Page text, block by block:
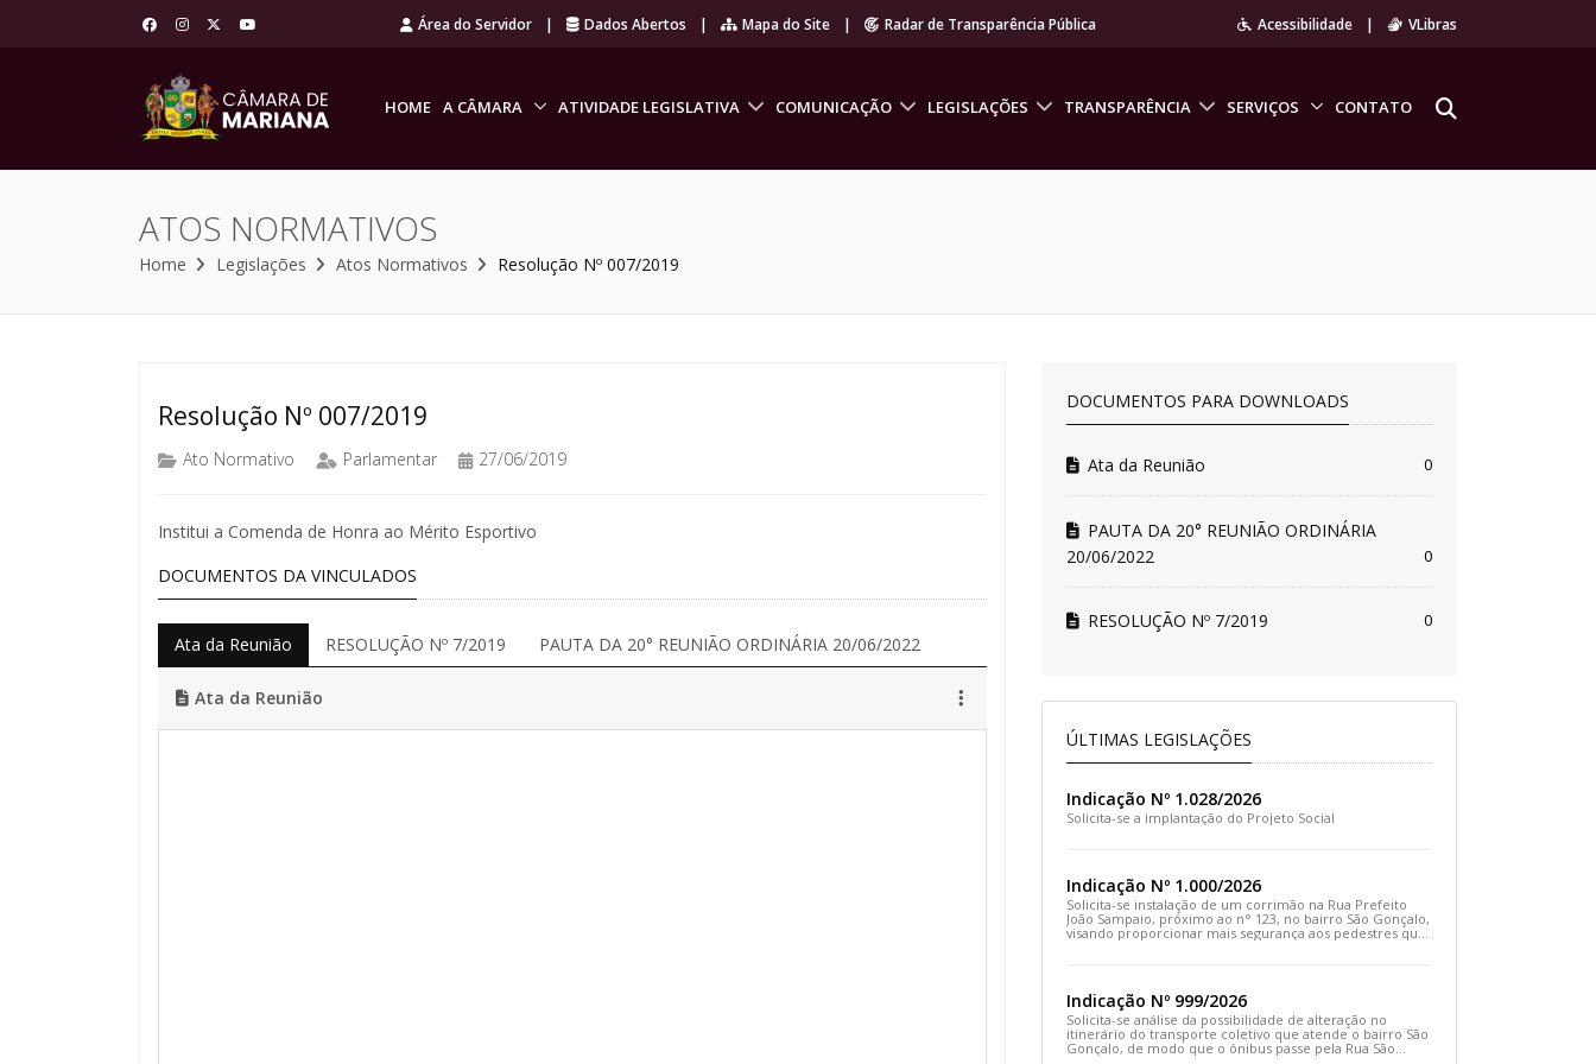
Área do Servidor | Dados Abertos | Mapa do Site | Radar de Transparência Pública Acessibilidade | VLibras
HOME A CÂMARA ATIVIDADE LEGISLATIVA COMUNICAÇÃO LEGISLAÇÕES TRANSPARÊNCIA SERVIÇOS CONTATO
ATOS NORMATIVOS
Home Legislações Atos Normativos Resolução Nº 007/2019
Resolução Nº 007/2019
Ato Normativo Parlamentar 27/06/2019
Institui a Comenda de Honra ao Mérito Esportivo
DOCUMENTOS DA VINCULADOS
Ata da Reunião RESOLUÇÃO Nº 7/2019 PAUTA DA 20° REUNIÃO ORDINÁRIA 20/06/2022
Ata da Reunião
DOCUMENTOS PARA DOWNLOADS
Ata da Reunião 0
PAUTA DA 20° REUNIÃO ORDINÁRIA
20/06/2022
0
RESOLUÇÃO Nº 7/2019 0
ÚLTIMAS LEGISLAÇÕES
Indicação Nº 1.028/2026
Solicita-se a implantação do Projeto Social
Indicação Nº 1.000/2026
Solicita-se instalação de um corrimão na Rua Prefeito
João Sampaio, próximo ao n° 123, no bairro São Gonçalo,
visando proporcionar mais segurança aos pedestres que
Indicação Nº 999/2026
Solicita-se análise da possibilidade de alteração no
itinerário do transporte coletivo que atende o bairro São
Gonçalo, de modo que o ônibus passe pela Rua São